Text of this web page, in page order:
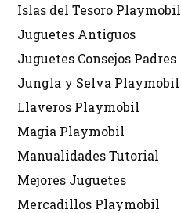
Islas del Tesoro Playmobil
Juguetes Antiguos
Juguetes Consejos Padres
Jungla y Selva Playmobil
Llaveros Playmobil
Magia Playmobil
Manualidades Tutorial
Mejores Juguetes
Mercadillos Playmobil